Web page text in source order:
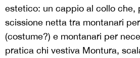
estetico: un cappio al collo che,
scissione netta tra montanari
(costume?) e montanari per
pratica chi vestiva Montura,